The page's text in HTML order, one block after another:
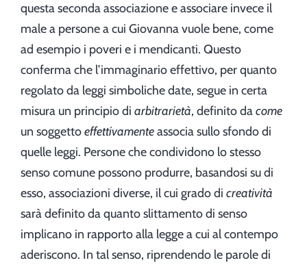
questa seconda associazione e associare invece il
male a persone a cui Giovanna vuole bene, come
ad esempio i poveri e i mendicanti. Questo
conferma che l’immaginario effettivo, per quanto
regolato da leggi simboliche date, segue in certa
misura un principio di arbitrarietà, definito dacome
un soggettoeffettivamenteassocia sullo sfondo di
quelle leggi. Persone che condividono lo stesso
senso comune possono produrre, basandosi su di
esso, associazioni diverse, il cui grado di creatività
sarà definito da quanto slittamento di senso
implicano in rapporto alla legge a cui al contempo
aderiscono. In tal senso, riprendendo le parole di